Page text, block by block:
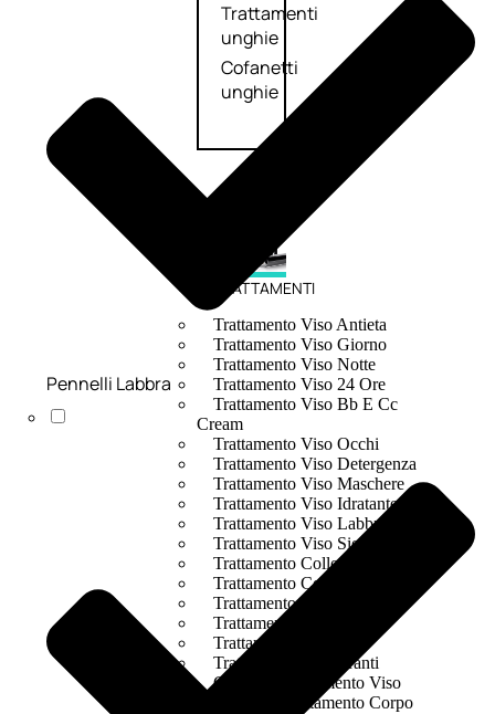
Trattamenti
unghie
Cofanetti
unghie
TRATTAMENTI
Trattamento Viso Antieta
Trattamento Viso Giorno
Trattamento Viso Notte
Trattamento Viso 24 Ore
Trattamento Viso Bb E Cc
Cream
Trattamento Viso Occhi
Trattamento Viso Detergenza
Trattamento Viso Maschere
Trattamento Viso Idratante
Trattamento Viso Labbra
Trattamento Viso Sieri
Trattamento Collo e Decolleté
Trattamento Corpo
Trattamento Anticellulite
Trattamento Mani e Piedi
Trattamento Unghie
Trattamento Deodoranti
Cofanetti Trattamento Viso
Cofanetti Trattamento Corpo
Pennelli Labbra